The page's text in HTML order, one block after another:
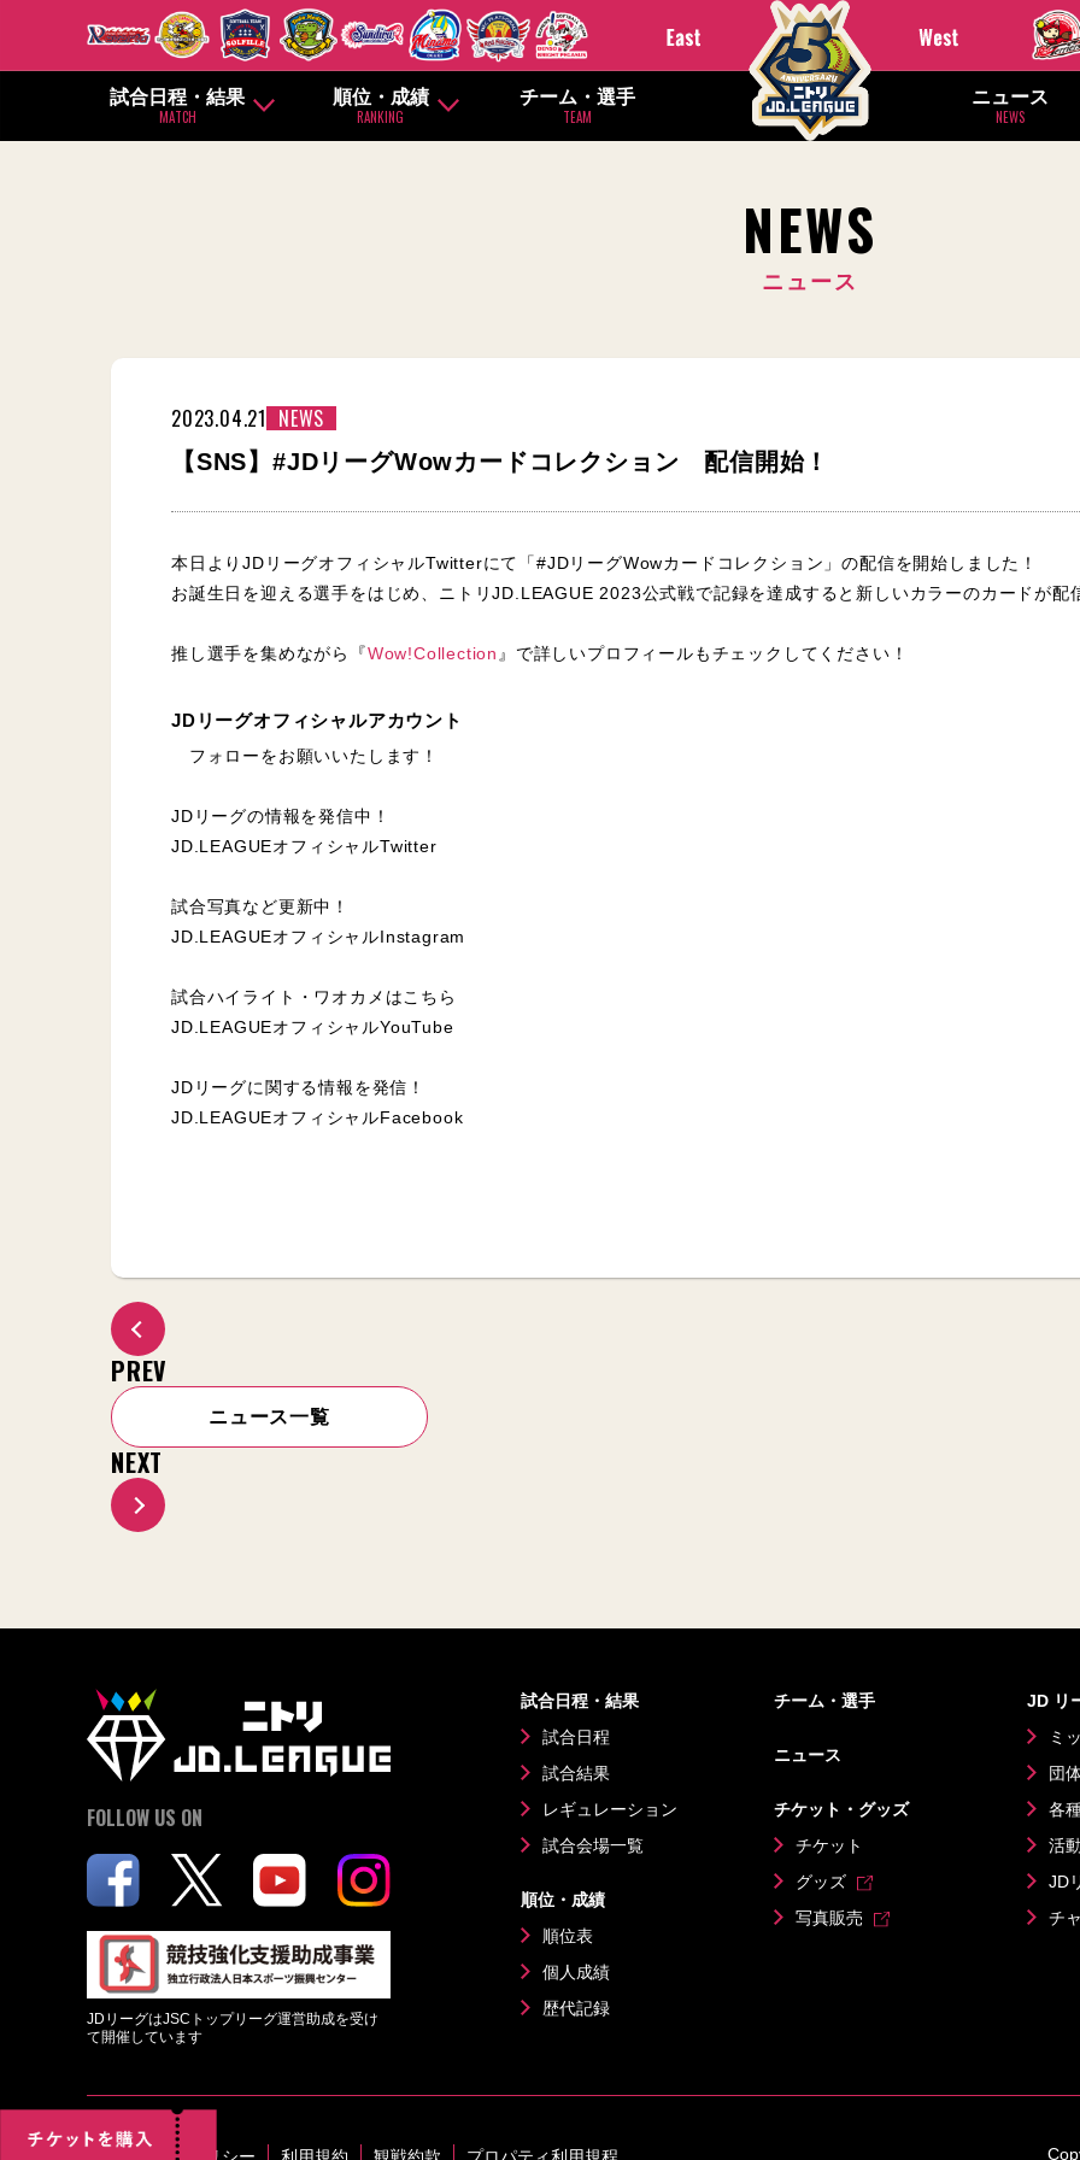
試合日程・結果
MATCH
順位・成績
RANKING
チーム・選手
TEAM
ニュース
NEWS
NEWS
ニュース
2023.04.21 NEWS
【SNS】#JDリーグWowカードコレクション 配信開始！
本日よりJDリーグオフィシャルTwitterにて「#JDリーグWowカードコレクション」の配信を開始しました！
お誕生日を迎える選手をはじめ、ニトリJD.LEAGUE 2023公式戦で記録を達成すると新しいカラーのカードが配
推し選手を集めながら『Wow!Collection 』で詳しいプロフィールもチェックしてください！
JDリーグオフィシャルアカウント
フォローをお願いいたします！
JDリーグの情報を発信中！
JD.LEAGUEオフィシャルTwitter
試合写真など更新中！
JD.LEAGUEオフィシャルInstagram
試合ハイライト・ワオカメはこちら
JD.LEAGUEオフィシャルYouTube
JDリーグに関する情報を発信！
JD.LEAGUEオフィシャルFacebook
PREV
ニュース一覧
NEXT
試合日程・結果
試合日程
試合結果
レギュレーション
試合会場一覧
順位・成績
順位表
個人成績
歴代記録
チーム・選手
ニュース
チケット・グッズ
チケット
グッズ
写真販売
JD リ
ミ
団
各
活
JD
チ
FOLLOW US ON
JDリーグはJSCトップリーグ運営助成を受け
て開催しています